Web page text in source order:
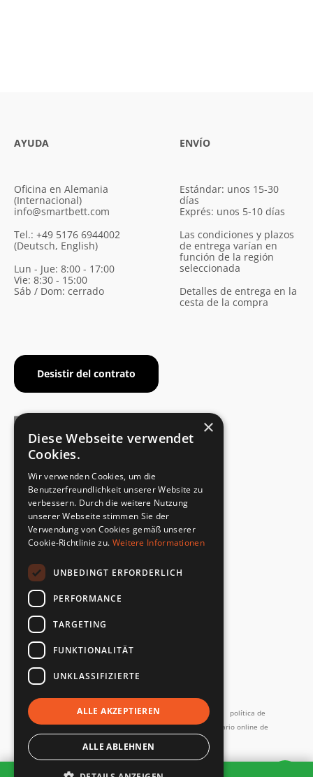
AYUDA
Oficina en Alemania
(Internacional)
info@smartbett.com
Tel.: +49 5176 6944002
(Deutsch, English)
Lun - Jue: 8:00 - 17:00
Vie: 8:30 - 15:00
Sáb / Dom: cerrado
Desistir del contrato
ENVÍO
Estándar: unos 15-30
días
Exprés: unos 5-10 días
Las condiciones y plazos
de entrega varían en
función de la región
seleccionada
Detalles de entrega en la
cesta de la compra
Cumplimiento de la norma de seguridad
DEVOLUCIONES RÁPIDAS Y SENCILLAS
Servicio de devoluciones
DIRECTAMENTE DEL FABRICANTE
Control de calidad especial
Imprimir Términos y Condiciones Términos de servicio
política de
privacidad
Contacto Política de devoluciones
Formulario online de
desistimiento
Todos los precios incl. IVA
y más...
×
Diese Webseite verwendet
Cookies.
Wir verwenden Cookies, um die
Benutzerfreundlichkeit unserer Website zu
verbessern. Durch die weitere Nutzung
unserer Webseite stimmen Sie der
Verwendung von Cookies gemäß unserer
Cookie-Richtlinie zu. Weitere Informationen
UNBEDINGT ERFORDERLICH
PERFORMANCE
TARGETING
FUNKTIONALITÄT
UNKLASSIFIZIERTE
ALLE AKZEPTIEREN
ALLE ABLEHNEN